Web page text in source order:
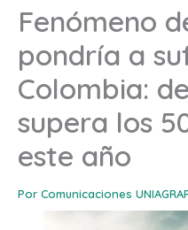
Fenómeno
pondría a
Colombia:
supera los
este año
Por Comunicaciones